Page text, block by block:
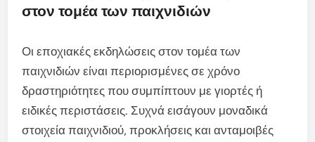
στον τομέα των παιχνιδιών
Οι εποχιακές εκδηλώσεις στον τομέα των
παιχνιδιών είναι περιορισμένες σε χρόνο
δραστηριότητες που συμπίπτουν με γιορτές ή
ειδικές περιστάσεις. Συχνά εισάγουν μοναδικά
στοιχεία παιχνιδιού, προκλήσεις και ανταμοιβές